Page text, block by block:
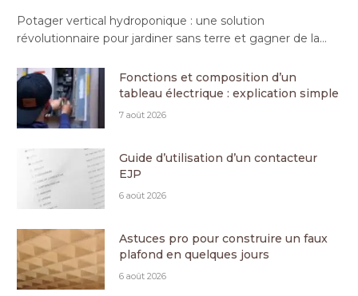
Potager vertical hydroponique : une solution
révolutionnaire pour jardiner sans terre et gagner de la…
Fonctions et composition d’un
tableau électrique : explication simple
7 août 2026
Guide d’utilisation d’un contacteur
EJP
6 août 2026
Astuces pro pour construire un faux
plafond en quelques jours
6 août 2026